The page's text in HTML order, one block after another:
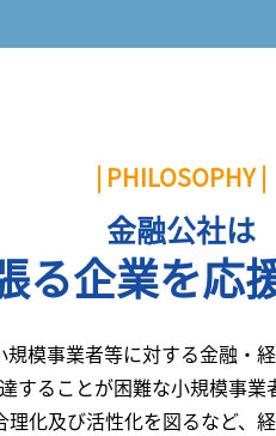
| PHILOSOPHY |
金融公社は
る企業を応
模事業者等に対する金融・
することが困難な小規模事業
化及び活性化を図るなど、